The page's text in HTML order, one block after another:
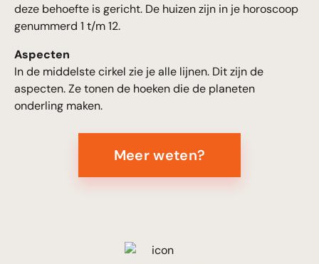
deze behoefte is gericht. De huizen zijn in je horoscoop
genummerd 1 t/m 12.
Aspecten
In de middelste cirkel zie je alle lijnen. Dit zijn de
aspecten. Ze tonen de hoeken die de planeten
onderling maken.
Meer weten?